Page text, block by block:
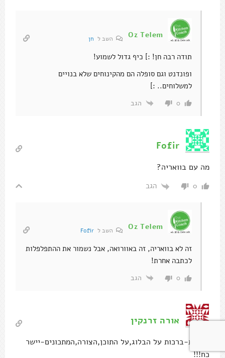
Oz Telem השב ל חן
תודה רבה חן! :] כיף גדול לשמוע!
ופונדנט וגם סופלה הם מהקינוחים שלא בנויים
למשלוחים.. :]
0 הגב
Fofir
מה עם בוואריה?
0 הגב
Oz Telem השב ל Fofir
זה לא בוואריה, זה באוורואה, אבל נשמור את ההתפלפלות
לכתבה אחרת!
0 הגב
אורה זרנקין
ראשית-ברכות על הבלוג,על התוכן,הצורה,המתכונים-יישר
כח!!!